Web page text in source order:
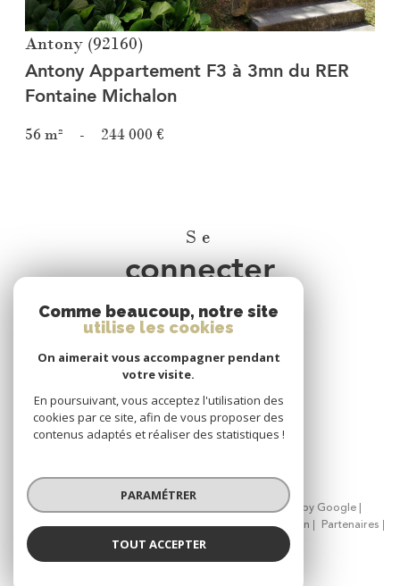
Antony (92160)
Antony Appartement F3 à 3mn du RER
Fontaine Michalon
56 m² - 244 000 €
Se
connecter
espace propriétaire
Nous
adhérons
© 2026 | Tous droits réservés | Traduction powered by Google |
Nos honoraires
Plan du site Mentions légales Admin
Partenaires
Politique RGPD
Comme beaucoup, notre site
utilise les cookies
On aimerait vous accompagner pendant
votre visite.
En poursuivant, vous acceptez l'utilisation des
cookies par ce site, afin de vous proposer des
contenus adaptés et réaliser des statistiques !
PARAMÉTRER
TOUT ACCEPTER